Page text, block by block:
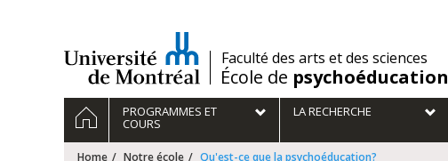
/Faculté des arts et des sciences
École de psychoéducation
Navigation
principale
HOMEPROGRAMMES ET
COURS
LA RECHERCHE
Home Notre école Qu'est-ce que la psychoéducation?